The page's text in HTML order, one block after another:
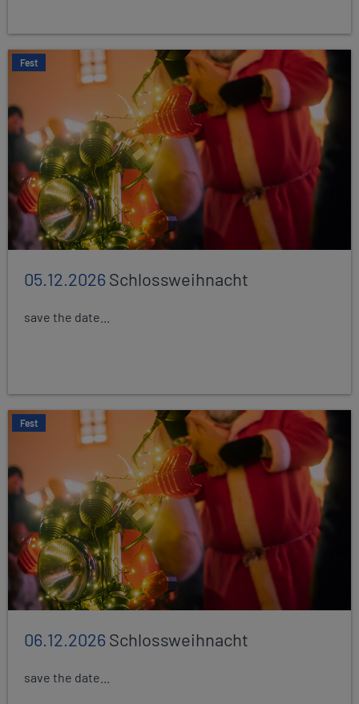
Fest
05.12.2026Schlossweihnacht
save the date...
Fest
06.12.2026Schlossweihnacht
save the date...